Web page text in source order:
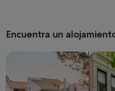
Encuentra un
Busca